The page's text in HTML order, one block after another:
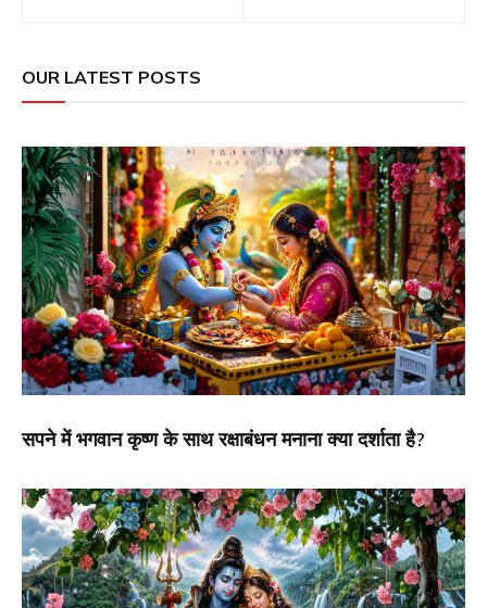
OUR LATEST POSTS
सपने में भगवान कृष्ण के साथ रक्षाबंधन मनाना क्या दर्शाता है?